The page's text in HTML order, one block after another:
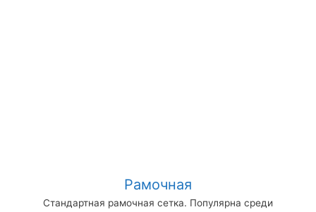
Рамочная
Стандартная рамочная сетка. Популярна среди